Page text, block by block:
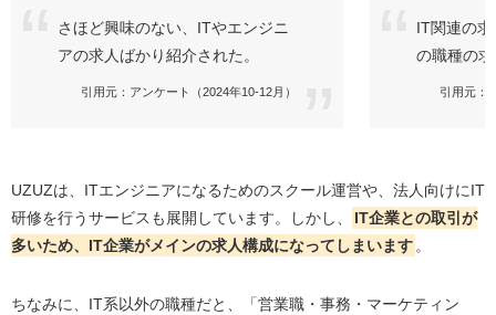
さほど興味のない、ITやエンジニ
アの求人ばかり紹介された。
引用元：アンケート（2024年10-12月）
IT関連の
の職種の
引用元：
UZUZは、ITエンジニアになるためのスクール運営や、法人向けにIT
研修を行うサービスも展開しています。しかし、
IT企業との取引が
多いため、IT企業がメインの求人構成になってしまいます。
ちなみに、IT系以外の職種だと、「営業職・事務・マーケティン